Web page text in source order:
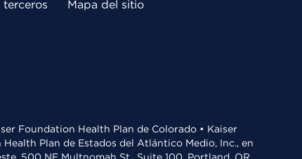
Mapa del sitio
Foundation Health Plan de Colorado • Kaiser
Plan de Estados del Atlántico Medio, Inc., en